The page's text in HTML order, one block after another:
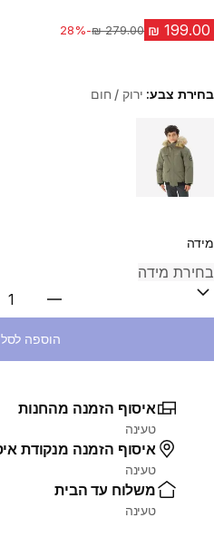
מחיר לפני הנחה
-28%
בחירת צבע: ירוק / חום
Choose a variant
מידה
הוספה לסל
איסוף הזמנה מהחנות
טעינה
איסוף הזמנה מנקודת
טעינה
משלוח עד הבית
טעינה